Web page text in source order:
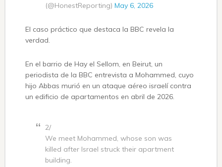
(@HonestReporting) May 6, 2026
El caso práctico que destaca la BBC revela la
verdad.
En el barrio de Hay el Sellom, en Beirut, un
periodista de la BBC entrevista a Mohammed, cuyo
hijo Abbas murió en un ataque aéreo israelí contra
un edificio de apartamentos en abril de 2026.
2/
We meet Mohammed, whose son was
killed after Israel struck their apartment
building.